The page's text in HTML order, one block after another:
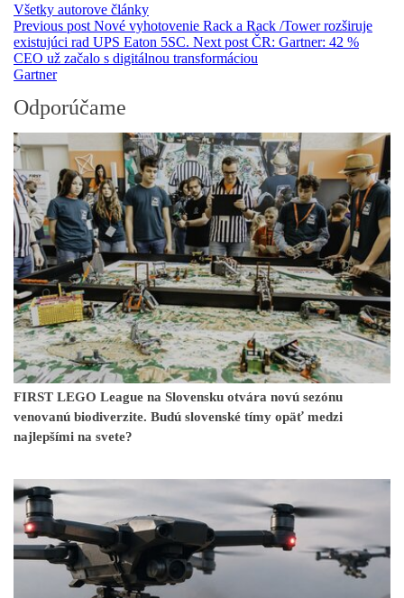
Všetky autorove články
Previous post Nové vyhotovenie Rack a Rack /Tower rozširuje
existujúci rad UPS Eaton 5SC. Next post ČR: Gartner: 42 %
CEO už začalo s digitálnou transformáciou
Gartner
Odporúčame
FIRST LEGO League na Slovensku otvára novú sezónu
venovanú biodiverzite. Budú slovenské tímy opäť medzi
najlepšími na svete?